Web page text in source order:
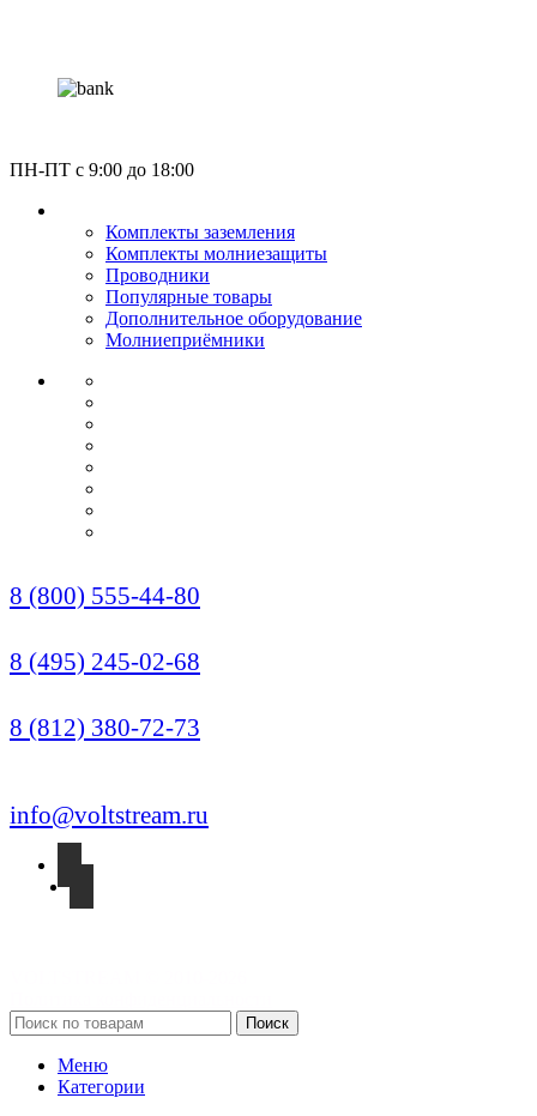
ПН-ПТ c 9:00 до 18:00
Комплекты заземления
Комплекты молниезащиты
Проводники
Популярные товары
Дополнительное оборудование
Молниеприёмники
8 (800) 555-44-80
8 (495) 245-02-68
8 (812) 380-72-73
info@voltstream.ru
Поиск
Меню
Категории